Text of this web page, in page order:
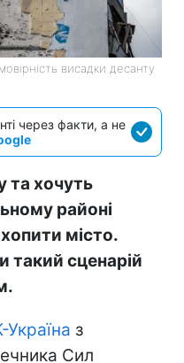
висадки десанту
через факти, а не
та хочуть
районі
місто.
такий сценарій
Україна з
Сил